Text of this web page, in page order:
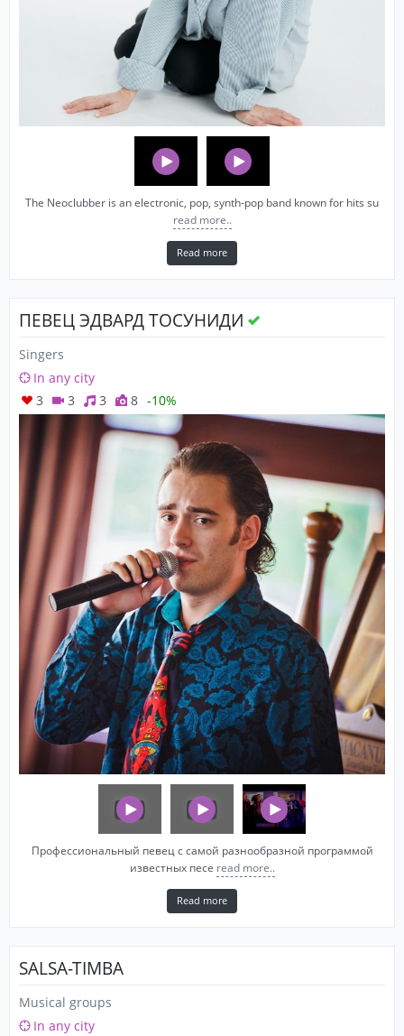
The Neoclubber is an electronic, pop, synth-pop band known for hits su
read more..
Read more
ПЕВЕЦ ЭДВАРД ТОСУНИДИ
Singers
In any city
3
3 3 8 -10%
Профессиональный певец с самой разнообразной программой
известных песе read more..
Read more
SALSA-TIMBA
Musical groups
In any city